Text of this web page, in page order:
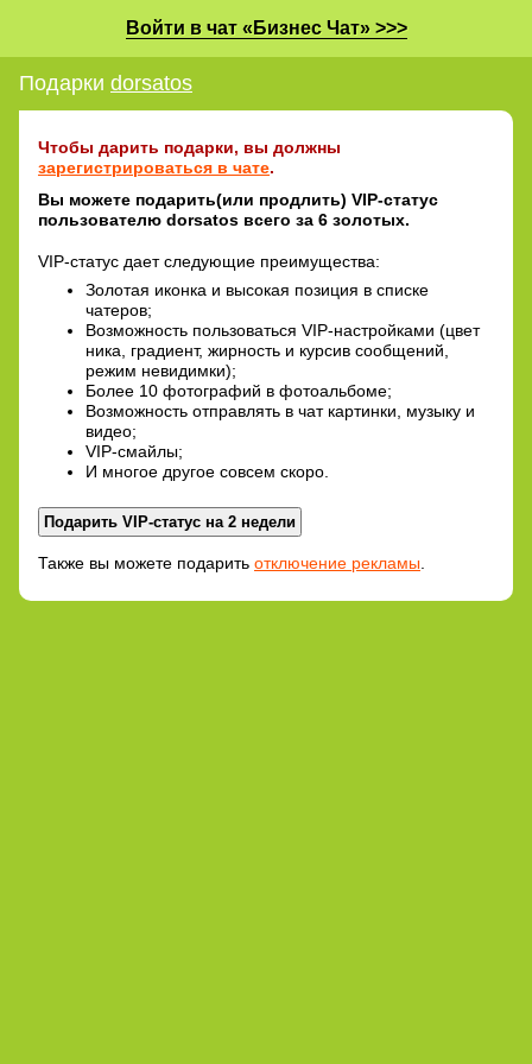
Войти в чат «Бизнес Чат» >>>
Подарки dorsatos
Чтобы дарить подарки, вы должны
зарегистрироваться в чате.
Вы можете подарить(или продлить) VIP-статус
пользователю dorsatos всего за 6 золотых.
VIP-статус дает следующие преимущества:
Золотая иконка и высокая позиция в списке
чатеров;
Возможность пользоваться VIP-настройками (цвет
ника, градиент, жирность и курсив сообщений,
режим невидимки);
Более 10 фотографий в фотоальбоме;
Возможность отправлять в чат картинки, музыку и
видео;
VIP-смайлы;
И многое другое совсем скоро.
Также вы можете подарить отключение рекламы